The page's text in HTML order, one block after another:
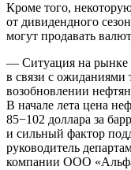
Кроме того,
от дивидендного
могут продавать
— Ситуация на рынке
в связи с ожиданиями
возобновлении
В начале лета цена
85−102 доллара за
и сильный фактор
руководитель
компании ООО